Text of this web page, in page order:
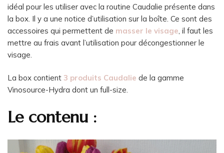
idéal pour les utiliser avec la routine Caudalie présente dans
la box. Il y a une notice d’utilisation sur la boîte. Ce sont des
accessoires qui permettent de masser le visage , il faut les
mettre au frais avant l’utilisation pour décongestionner le
visage.
La box contient 3 produits Caudalie de la gamme
Vinosource-Hydra dont un full-size.
Le contenu :